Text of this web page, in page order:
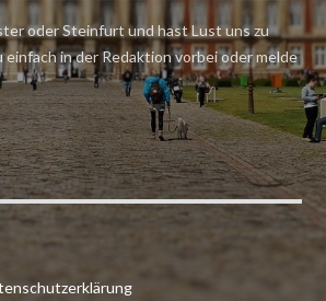
oder Steinfurt und hast Lust uns zu
in der Redaktion vorbei oder melde